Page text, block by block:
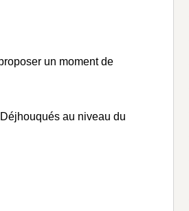
un moment de
au niveau du